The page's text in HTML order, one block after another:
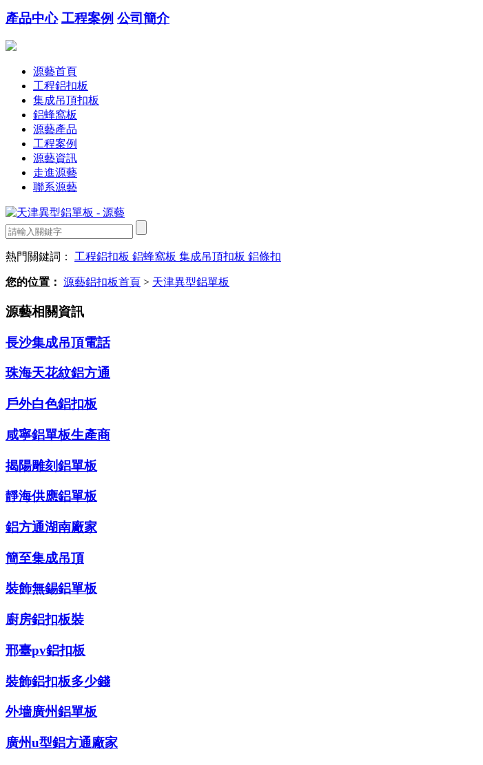
產品中心 工程案例 公司簡介
源藝首頁
工程鋁扣板
集成吊頂扣板
鋁蜂窩板
源藝產品
工程案例
源藝資訊
走進源藝
聯系源藝
熱門關鍵詞： 工程鋁扣板 鋁蜂窩板 集成吊頂扣板 鋁條扣
您的位置： 源藝鋁扣板首頁 > 天津異型鋁單板
源藝相關資訊
長沙集成吊頂電話
珠海天花紋鋁方通
戶外白色鋁扣板
咸寧鋁單板生產商
揭陽雕刻鋁單板
靜海供應鋁單板
鋁方通湖南廠家
簡至集成吊頂
裝飾無錫鋁單板
廚房鋁扣板裝
邢臺pv鋁扣板
裝飾鋁扣板多少錢
外墻廣州鋁單板
廣州u型鋁方通廠家